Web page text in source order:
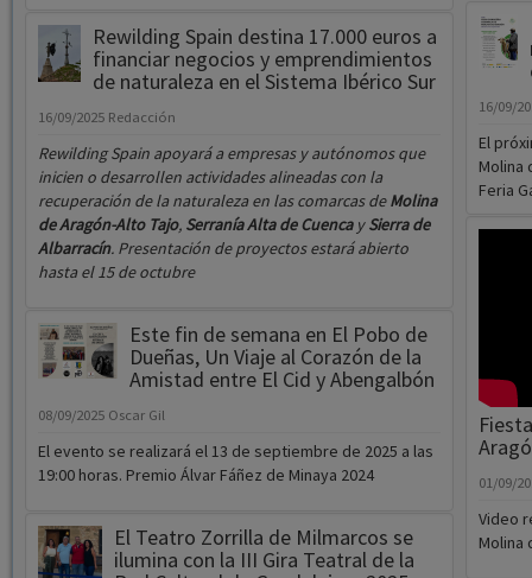
16/09/2025 Redacción
Rewilding Spain apoyará a empresas y autónomos que
inicien o desarrollen actividades alineadas con la
recuperación de la naturaleza en las comarcas de
Albarracín . Presentación de proyectos estará abierto
hasta el 15 de octubre
Este fin de semana en El Pobo de
Dueñas, Un Viaje al Corazón de la
08/09/2025Oscar Gil
El evento se realizará el 13 de septiembre de 2025 a las
19:00 horas. Premio Álvar Fáñez de Minaya 2024
El Teatro Zorrilla de Milmarcos se
ilumina con la III Gira Teatral de la
Guadaescena
01/09/2025 Oscar Gil
16/09/
El
Feria
01/09/
Video
Molina